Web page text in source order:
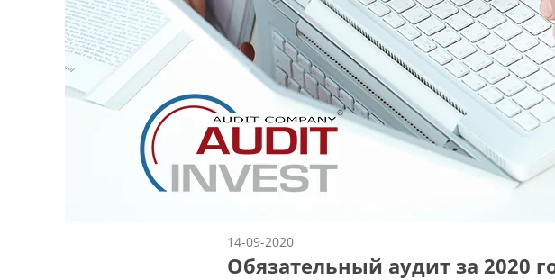
14-09-2020
Обязательный аудит за 2020